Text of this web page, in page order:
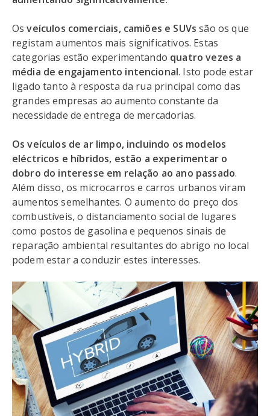
Os veículos comerciais, camiões e SUVs são os que
registam aumentos mais significativos. Estas
categorias estão experimentando quatro vezes a
média de engajamento intencional. Isto pode estar
ligado tanto à resposta da rua principal como das
grandes empresas ao aumento constante da
necessidade de entrega de mercadorias.
Os veículos de ar limpo, incluindo os modelos
eléctricos e híbridos, estão a experimentar o
dobro do interesse em relação ao ano passado.
Além disso, os microcarros e carros urbanos viram
aumentos semelhantes. O aumento do preço dos
combustíveis, o distanciamento social de lugares
como postos de gasolina e pequenos sinais de
reparação ambiental resultantes do abrigo no local
podem estar a conduzir estes interesses.